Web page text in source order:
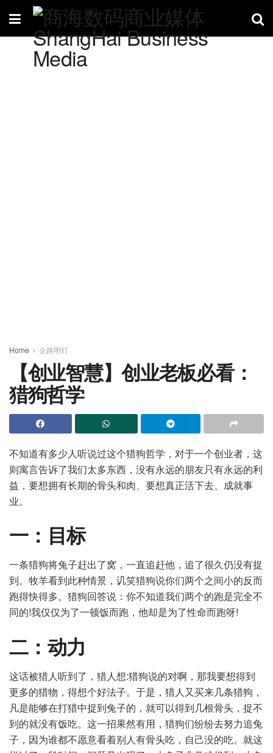
Home 企路明灯
【创业智慧】创业老板必看：
猎狗哲学
不知道有多少人听说过这个猎狗哲学，对于一个创业者，这
则寓言告诉了我们太多东西，没有永远的朋友只有永远的利
益，要想拥有长期的骨头和肉、要想真正活下去、成就事
业。
一：目标
一条猎狗将兔子赶出了窝，一直追赶他，追了很久仍没有捉
到。牧羊看到此种情景，讥笑猎狗说你们两个之间小的反而
跑得快得多。猎狗回答说：你不知道我们两个的跑是完全不
同的!我仅仅为了一顿饭而跑，他却是为了性命而跑呀!
二：动力
这话被猎人听到了，猎人想:猎狗说的对啊，那我要想得到
更多的猎物，得想个好法子。于是，猎人又买来几条猎狗，
凡是能够在打猎中捉到兔子的，就可以得到几根骨头，捉不
到的就没有饭吃。这一招果然有用，猎狗们纷纷去努力追兔
子，因为谁都不愿意看着别人有骨头吃，自己没的吃。就这